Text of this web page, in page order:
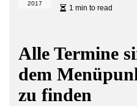
2017
1 min to read
Alle Termine
dem
zu finden